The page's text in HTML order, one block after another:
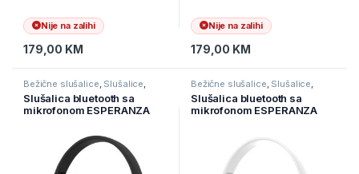
Nije na zalihi
179,00 KM
Nije na zalihi
179,00 KM
Bežične slušalice Slušalice
Televizori i audio
Slušalica bluetooth sa
mikrofonom ESPERANZA
Bežične slušalice Slušalice
Televizori i audio
Slušalica bluetooth sa
mikrofonom ESPERANZA